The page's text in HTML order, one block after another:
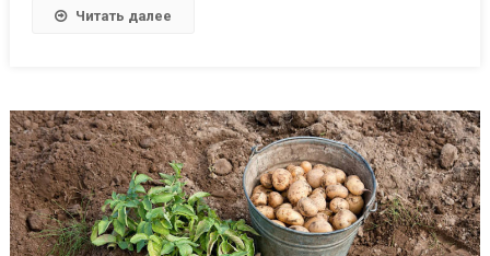
Читать далее